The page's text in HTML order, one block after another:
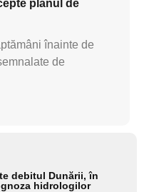
planul de
înainte de
de
debitul Dunării, în
hidrologilor